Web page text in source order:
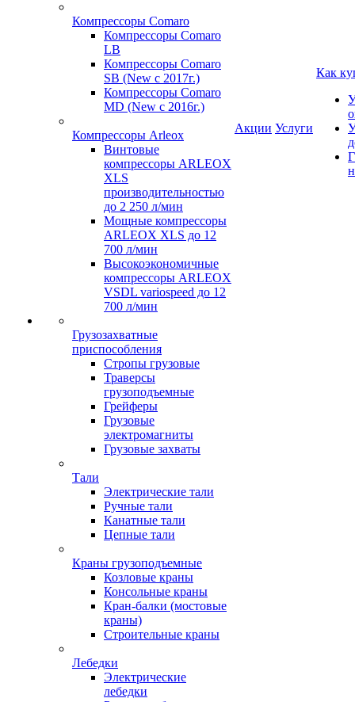
Компрессоры Comaro
Компрессоры Comaro
LB
Компрессоры Comaro
SB (New с 2017г.)
Компрессоры Comaro
MD (New с 2016г.)
Компрессоры Arleox
Винтовые
компрессоры ARLEOX
XLS
производительностью
до 2 250 л/мин
Мощные компрессоры
ARLEOX XLS до 12
700 л/мин
Высокоэкономичные
компрессоры ARLEOX
VSDL variospeed до 12
700 л/мин
Грузозахватные
приспособления
Стропы грузовые
Траверсы
грузоподъемные
Грейферы
Грузовые
электромагниты
Грузовые захваты
Тали
Электрические тали
Ручные тали
Канатные тали
Цепные тали
Краны грузоподъемные
Козловые краны
Консольные краны
Кран-балки (мостовые
краны)
Строительные краны
Лебедки
Электрические
лебедки
Акции Услуги
Как